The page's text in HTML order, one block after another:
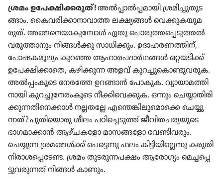
ശ്രമം ഉപേക്ഷി​ക്ക​രുത്‌!അൽപ്പാൽപ്പ​മാ​യി ശ്രമി​ച്ചു​തു​ട​
ങ്ങാം. കൈവ​രി​ക്കാ​നാ​വാത്ത ലക്ഷ്യങ്ങൾ വെക്കു​ക​യു​മ​
രുത്‌. അങ്ങനെ​യാ​കുമ്പോൾ ഏതു പൊരു​ത്തപ്പെ​ടു​ത്തൽ
വരുത്താ​നും നിങ്ങൾക്കു സാധി​ക്കും. ഉദാഹ​ര​ണ​ത്തിന്‌,
പോഷ​ക​മൂ​ല്യം കുറഞ്ഞ ആഹാര​പ​ദാർഥങ്ങൾ ഒറ്റയടിക്ക്‌
ഉപേക്ഷി​ക്കാ​തെ, കഴിക്കുന്ന അളവ്‌ കുറച്ചുകൊ​ണ്ടു​വ​രുക.
അൽപ്പം​കൂ​ടെ നേരത്തേ ഉറങ്ങാൻ പോകുക. വ്യായാ​മ​ത്തി​
നാ​യി കുറച്ചുനേ​രം​കൂ​ടെ നീക്കിവെ​ക്കുക. ഒന്നും ചെയ്യാ​തി​രി​
ക്കു​ന്ന​തിനെ​ക്കാൾ നല്ലതല്ലേ എന്തെങ്കി​ലുമൊ​ക്കെ ചെയ്യു​
ന്നത്‌? പുതിയൊ​രു ശീലം പഠി​ച്ചെ​ടുത്ത്‌ ജീവി​ത​ച​ര്യ​യു​ടെ
ഭാഗമാ​ക്കാൻ ആഴ്‌ച​ക​ളോ മാസങ്ങ​ളോ വേണ്ടി​വ​രും.
ചെയ്യുന്ന ശ്രമങ്ങൾക്ക്‌ പെട്ടെന്നു ഫലം കിട്ടി​യില്ലെന്നു കരുതി
നിരാ​ശപ്പെ​ടേണ്ട. ശ്രമം തുടരു​ന്ന​പക്ഷം ആരോ​ഗ്യം മെച്ച​പ്പെ​
ട്ടു​വ​രു​ന്നത്‌ നിങ്ങൾ കാണും.